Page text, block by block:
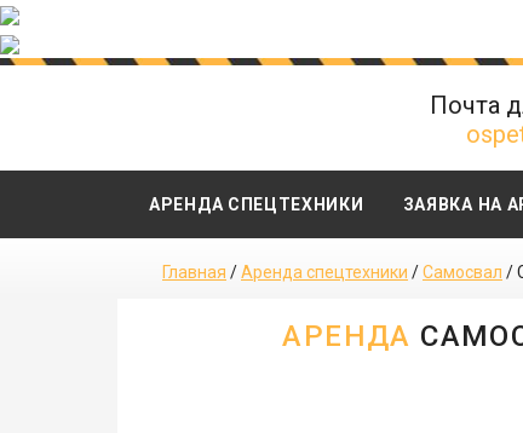
Почта
АРЕНДА СПЕЦТЕХНИКИ ЗАЯВКА НА
Главная /Аренда спецтехники /Самосвал /
АРЕНДА